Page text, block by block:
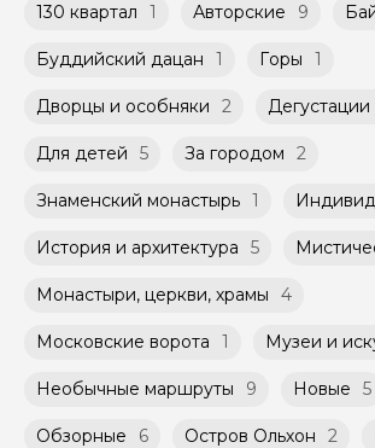
130 квартал 1 Авторские 9
Буддийский дацан 1 Горы 1
Дворцы и особняки 2 Дегустации
Для детей 5 За городом 2
Знаменский монастырь 1
История и архитектура 5
Монастыри, церкви, храмы 4
Московские ворота 1 Музеи и
Необычные маршруты 9 Новые 5
Обзорные 6 Остров Ольхон 2